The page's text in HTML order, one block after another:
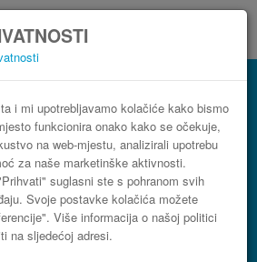
i mi upotrebljavamo kolačiće kako bismo
funkcionira onako kako se očekuje,
na web-mjestu, analizirali upotrebu
za naše marketinške aktivnosti.
suglasni ste s pohranom svih
Svoje postavke kolačića možete
Više informacija o našoj politici
na sljedećoj adresi.
Burgos Palencia
autobusne karte